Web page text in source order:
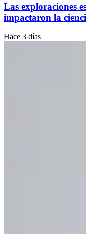
Las exploraciones
impactaron la
Hace 3 días